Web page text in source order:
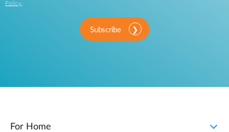
Policy .
Subscribe
For Home